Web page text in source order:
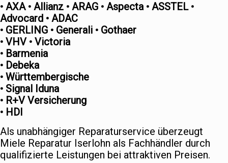
• AXA • Allianz • ARAG • Aspecta • ASSTEL •
Advocard • ADAC
• GERLING • Generali • Gothaer
• VHV • Victoria
• Barmenia
• Debeka
• Württembergische
• Signal Iduna
• R+V Versicherung
• HDI
Als unabhängiger Reparaturservice überzeugt
Miele Reparatur Iserlohn als Fachhändler durch
qualifizierte Leistungen bei attraktiven Preisen.